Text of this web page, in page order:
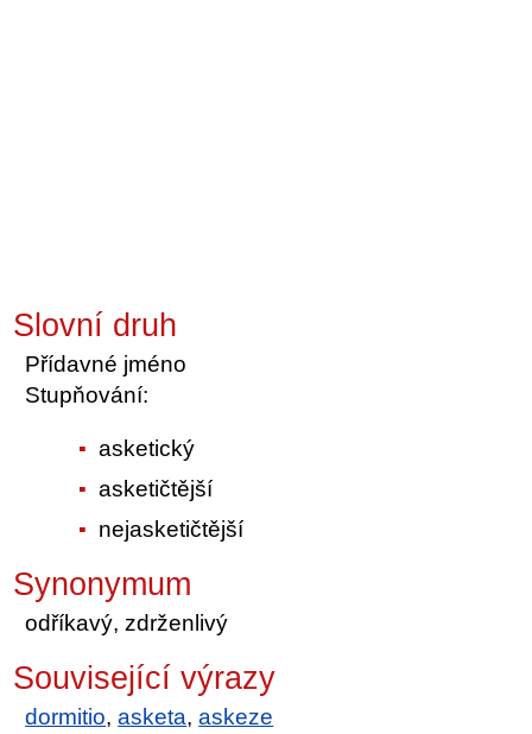
Slovní druh
Přídavné jméno
Stupňování:
asketický
asketičtější
nejasketičtější
Synonymum
odříkavý, zdrženlivý
Související výrazy
dormitio,asketa,askeze